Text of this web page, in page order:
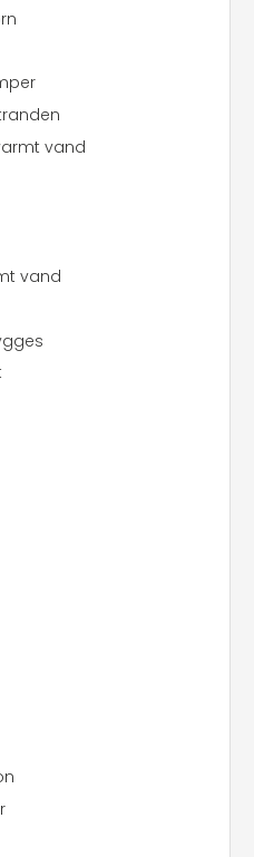
vand
vand